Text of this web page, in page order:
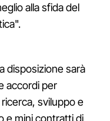
alla sfida del
disposizione sarà
accordi per
sviluppo e
e mini contratti di